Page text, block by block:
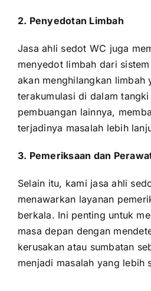
2. Penyedotan Limbah
Jasa ahli sedot WC juga
menyedot limbah dari
akan menghilangkan limbah
terakumulasi di dalam
pembuangan lainnya,
terjadinya masalah lebih
3. Pemeriksaan dan
Selain itu, kami jasa ahli
menawarkan layanan
berkala. Ini penting untuk
masa depan dengan
kerusakan atau sumbatan
menjadi masalah yang lebih